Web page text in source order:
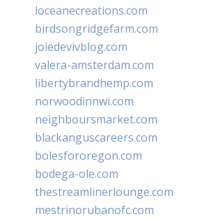
loceanecreations.com
birdsongridgefarm.com
joiedevivblog.com
valera-amsterdam.com
libertybrandhemp.com
norwoodinnwi.com
neighboursmarket.com
blackanguscareers.com
bolesfororegon.com
bodega-ole.com
thestreamlinerlounge.com
mestrinorubanofc.com